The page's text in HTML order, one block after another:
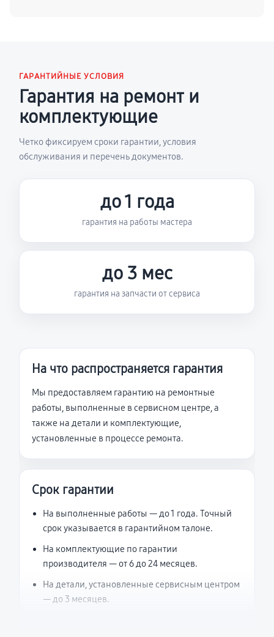
ГАРАНТИЙНЫЕ УСЛОВИЯ
Гарантия на ремонт и
комплектующие
Четко фиксируем сроки гарантии, условия
обслуживания и перечень документов.
до 1 года
гарантия на работы мастера
до 3 мес
гарантия на запчасти от сервиса
На что распространяется гарантия
Мы предоставляем гарантию на ремонтные
работы, выполненные в сервисном центре, а
также на детали и комплектующие,
установленные в процессе ремонта.
Срок гарантии
На выполненные работы — до 1 года. Точный
срок указывается в гарантийном талоне.
На комплектующие по гарантии
производителя — от 6 до 24 месяцев.
На детали, установленные сервисным центром
— до 3 месяцев.